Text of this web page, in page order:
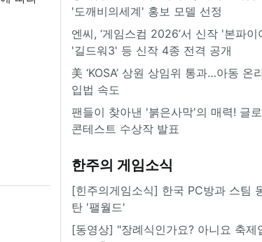
'도깨비의세계' 홍보 모델 선정
엔씨, ‘게임스컴 2026’서 신작 '본파이
'길드워3' 등 신작 4종 전격 공개
美 ‘KOSA’ 상원 상임위 통과…아동 온
입법 속도
팬들이 찾아낸 '붉은사막'의 매력! 글
콘테스트 수상작 발표
한주의 게임소식
[힌주의게임소식] 한국 PC방과 스팀
탄 '팰월드'
[동영상] "장례식인가요? 아니요 축제